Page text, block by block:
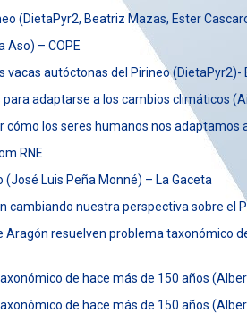
(DietaPyr2, Beatriz Mazas, Ester
Aso) – COPE
vacas autóctonas del Pirineo (DietaPyr2)-
adaptarse a los cambios climáticos
cómo los seres humanos nos
RNE
Luis Peña Monné) – La Gaceta
nuestra perspectiva sobre el
resuelven problema taxonómico
de hace más de 150 años
de hace más de 150 años